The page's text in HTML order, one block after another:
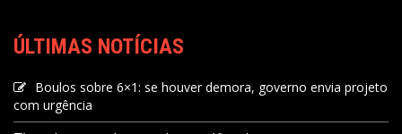
ÚLTIMAS NOTÍCIAS
Boulos sobre 6×1: se houver demora, governo envia projeto
com urgência